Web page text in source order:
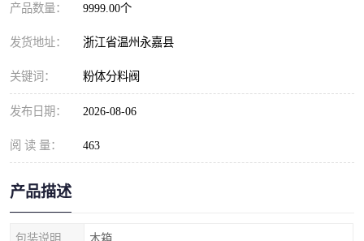
产品数量： 9999.00个
发货地址： 浙江省温州永嘉县
关键词： 粉体分料阀
发布日期： 2026-08-06
阅 读 量： 463
产品描述